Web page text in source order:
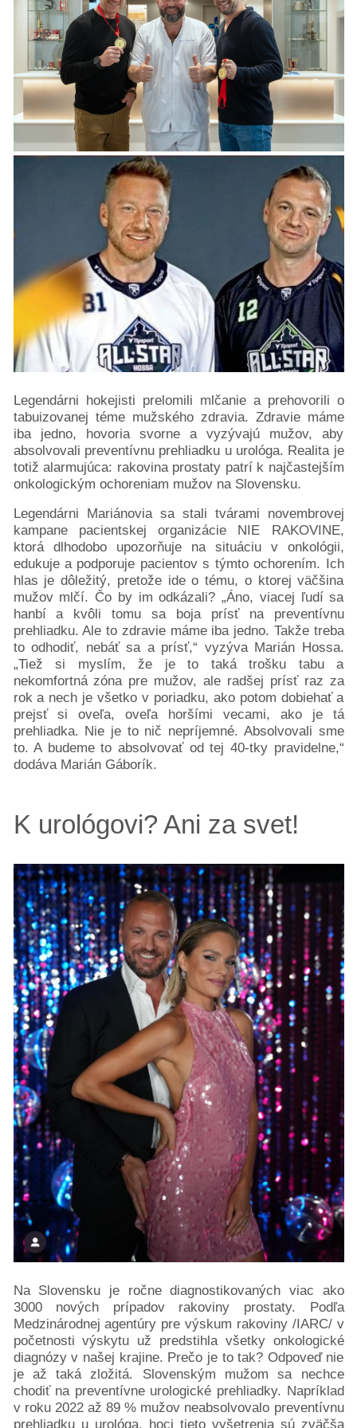
Pacientske
príručky
Klinické
skúšania
Podcasty
Diagnózy
Rakovina
Rakovina
hrubého
Rakovina
pankreasu
Rakovina
prostaty
a
semenníkov
krčka
maternice
Neuroendokrinné
tumory
Rakovina
Rakovina
močového
mechúra
Rakovina
kože
Rakovina
vaječníkov
Podporte
nás
darujme.sk
2%
pre
nás
Legendárni hokejisti prelomili mlčanie a prehovorili o
tabuizovanej téme mužského zdravia. Zdravie máme
iba jedno, hovoria svorne a vyzývajú mužov, aby
absolvovali preventívnu prehliadku u urológa. Realita je
totiž alarmujúca: rakovina prostaty patrí k najčastejším
onkologickým ochoreniam mužov na Slovensku.
Legendárni Mariánovia sa stali tvárami novembrovej
kampane pacientskej organizácie NIE RAKOVINE,
ktorá dlhodobo upozorňuje na situáciu v onkológii,
edukuje a podporuje pacientov s týmto ochorením. Ich
hlas je dôležitý, pretože ide o tému, o ktorej väčšina
mužov mlčí. Čo by im odkázali? „Áno, viacej ľudí sa
hanbí a kvôli tomu sa boja prísť na preventívnu
prehliadku. Ale to zdravie máme iba jedno. Takže treba
to odhodiť, nebáť sa a prísť,“ vyzýva Marián Hossa.
„Tiež si myslím, že je to taká trošku tabu a
nekomfortná zóna pre mužov, ale radšej prísť raz za
rok a nech je všetko v poriadku, ako potom dobiehať a
prejsť si oveľa, oveľa horšími vecami, ako je tá
prehliadka. Nie je to nič nepríjemné. Absolvovali sme
to. A budeme to absolvovať od tej 40-tky pravidelne,“
dodáva Marián Gáborík.
K urológovi? Ani za svet!
Na Slovensku je ročne diagnostikovaných viac ako
3000 nových prípadov rakoviny prostaty. Podľa
Medzinárodnej agentúry pre výskum rakoviny /IARC/ v
početnosti výskytu už predstihla všetky onkologické
diagnózy v našej krajine. Prečo je to tak? Odpoveď nie
je až taká zložitá. Slovenským mužom sa nechce
chodiť na preventívne urologické prehliadky. Napríklad
v roku 2022 až 89 % mužov neabsolvovalo preventívnu
prehliadku u urológa, hoci tieto vyšetrenia sú zväčša